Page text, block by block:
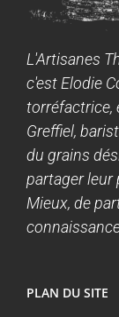
L'Artisanes
c'est Elodie
torréfactrice,
Greffiel,
du grains
partager leur
Mieux, de
PLAN DU SITE